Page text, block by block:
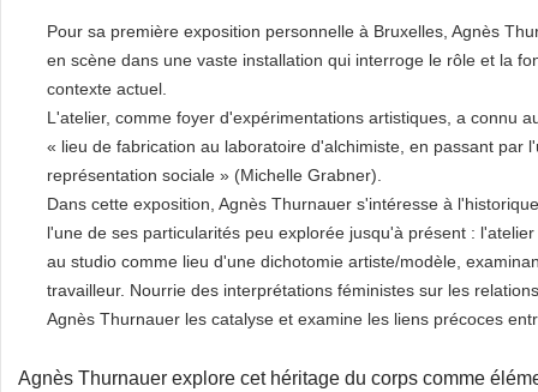
Pour sa première exposition personnelle à Bruxelles, Agnès
en scène dans une vaste installation qui interroge le rôle et la
contexte actuel.
L'atelier, comme foyer d'expérimentations artistiques, a connu
« lieu de fabrication au laboratoire d'alchimiste, en passant par
représentation sociale » (Michelle Grabner).
Dans cette exposition, Agnès Thurnauer s'intéresse à
l'une de ses particularités peu explorée jusqu'à présent :
au studio comme lieu d'une dichotomie artiste/modèle,
travailleur. Nourrie des interprétations féministes sur les
Agnès Thurnauer les catalyse et examine les liens précoces
Agnès Thurnauer explore cet héritage du corps comme